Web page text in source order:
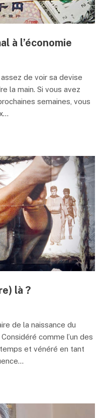
à l’économie
de voir sa devise
la main. Si vous avez
semaines, vous
là ?
de la naissance du
comme l’un des
et vénéré en tant